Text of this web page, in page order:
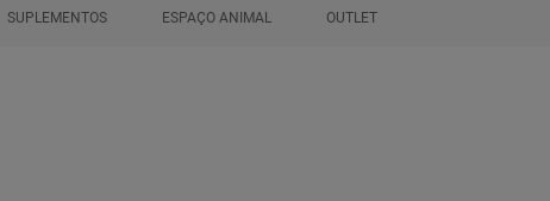
SUPLEMENTOS ESPAÇO ANIMAL OUTLET